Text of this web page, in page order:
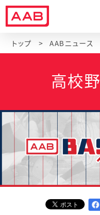
トップ AABニュース
高校